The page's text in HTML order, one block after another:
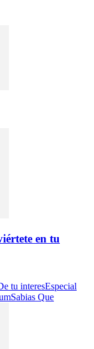
en tu
tu interesEspecial
Sabias Que